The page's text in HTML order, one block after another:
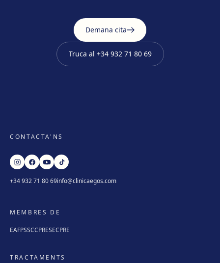
Demana cita
Truca al +34 932 71 80 69
CONTACTA'NS
+34 932 71 80 69info@clinicaegos.com
MEMBRES DE
EAFPSSCCPRESECPRE
TRACTAMENTS